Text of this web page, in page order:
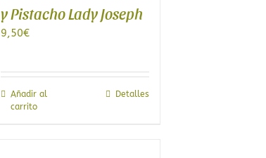
y Pistacho Lady Joseph
9,50€
Añadir al
carrito
Detalles